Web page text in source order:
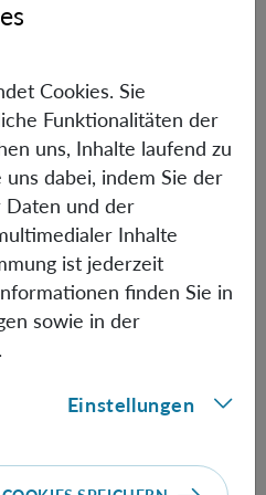
gelaufen ist, können wir
sind. Diese werden dann
Labors geschickt, in der
Dabei interagiert der
Bei seiner Rückkehr ins
Quantenspeicher
des Quantenspeichers
Anzahl von Dimensionen
Cookies. Sie
Funktionalitäten der
uns, Inhalte laufend zu
dabei, indem Sie der
Daten und der
Inhalte
ist jederzeit
finden Sie in
sowie in der
.
Einstellungen